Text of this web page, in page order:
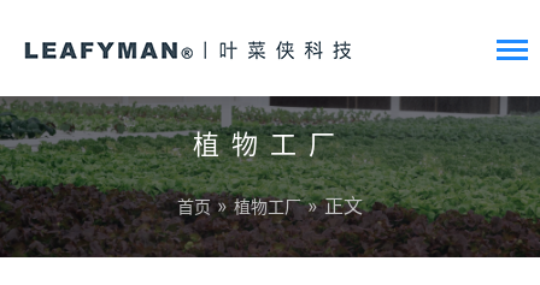
植物工厂
首页 »植物工厂» 正文